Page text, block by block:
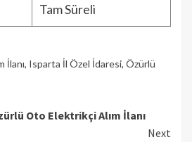
Tam Süreli
İlanı, Isparta İl Özel İdaresi, Özürlü
Oto Elektrikçi Alım İlanı
Next